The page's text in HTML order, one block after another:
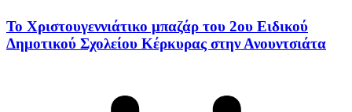
Το Χριστουγεννιάτικο μπαζάρ του 2ου Ειδικού
Δημοτικού Σχολείου Κέρκυρας στην Ανουντσιάτα